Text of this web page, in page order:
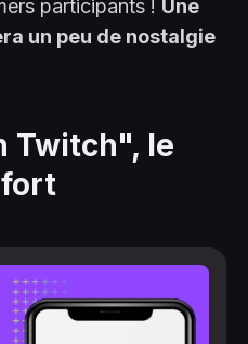
participants ! Une
un peu de nostalgie
Twitch", le